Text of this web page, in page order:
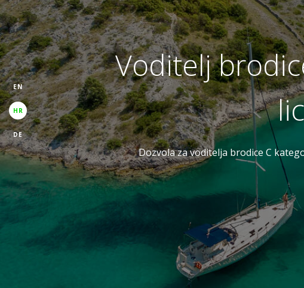
Voditelj
Dozvola za voditelja brodice C
EN
HR
DE